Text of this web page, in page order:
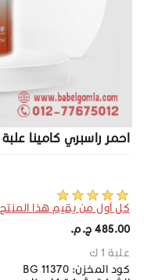
احمر راسبري كامينا علبة 1 ك
كل أول من يقيم هذا المنتج
485.00 ج.م.‏
علبة 1 ك
كود المخزن: BG 11370